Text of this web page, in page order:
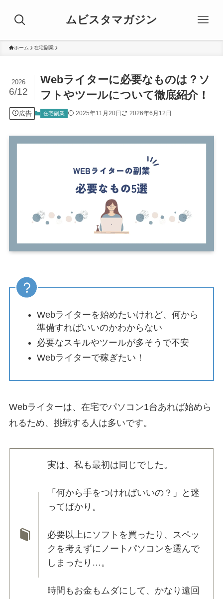
ムビスタマガジン
ホーム 在宅副業
Webライターに必要なものは？ソ
フトやツールについて徹底紹介！
2026
6/12
広告 在宅副業 2025年11月20日 2026年6月12日
Webライターを始めたいけれど、何から
準備すればいいのかわからない
必要なスキルやツールが多そうで不安
Webライターで稼ぎたい！
Webライターは、在宅でパソコン1台あれば始めら
れるため、挑戦する人は多いです。
実は、私も最初は同じでした。
「何から手をつければいいの？」と迷
ってばかり。
必要以上にソフトを買ったり、スペッ
クを考えずにノートパソコンを選んで
しまったり…。
時間もお金もムダにして、かなり遠回